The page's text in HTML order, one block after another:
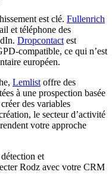
est clé. Fullenrich
et téléphone des
Dropcontact est
compatible, ce qui n’est
européen.
Lemlist offre des
à une prospection basée
des variables
le secteur d’activité
votre approche
et
Rodz avec votre CRM